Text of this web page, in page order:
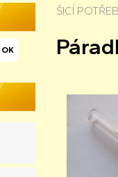
ŠICÍ